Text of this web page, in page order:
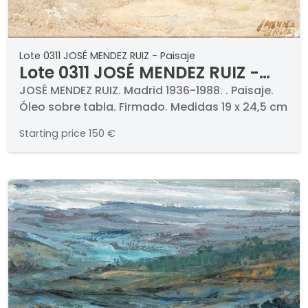
Lote 0311 JOSÉ MENDEZ RUIZ - Paisaje
Lote 0311 JOSÉ MENDEZ RUIZ -
Paisaje
JOSÉ MENDEZ RUIZ. Madrid 1936-1988. . Paisaje.
Óleo sobre tabla. Firmado. Medidas 19 x 24,5 cm
Starting price 150 €